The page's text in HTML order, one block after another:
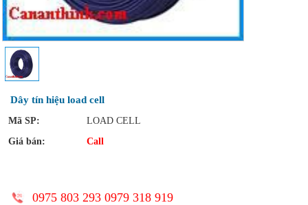
Dây tín hiệu load cell
Mã SP:
LOAD CELL
Giá bán:
Call
0975 803 293 0979 318 919